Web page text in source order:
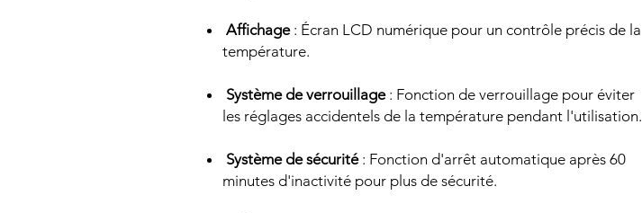
Affichage: Écran LCD numérique pour un contrôle précis de la
température.
Système de verrouillage : Fonction de verrouillage pour éviter
les réglages accidentels de la température pendant l'utilisation.
Système de sécurité: Fonction d'arrêt automatique après 60
minutes d'inactivité pour plus de sécurité.